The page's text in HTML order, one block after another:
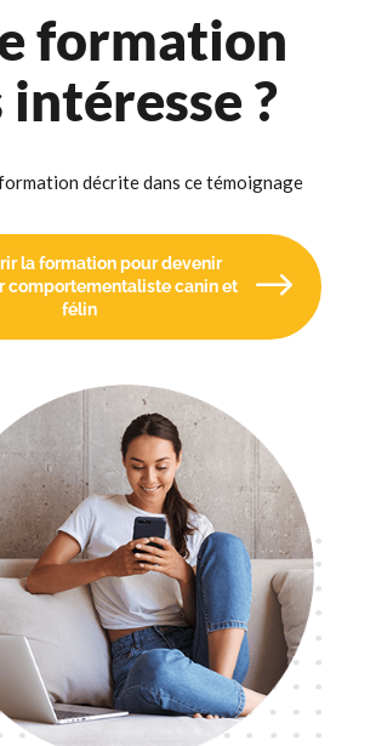
formation
intéresse ?
décrite dans ce témoignage
la formation pour devenir
comportementaliste canin et
félin